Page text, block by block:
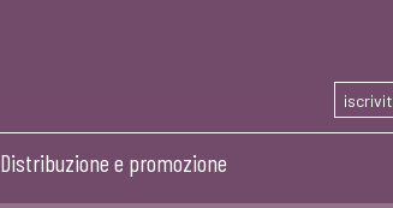
Distribuzione e promozione